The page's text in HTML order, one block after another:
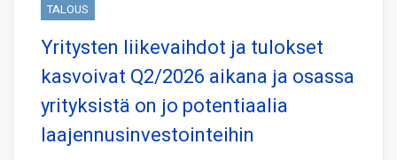
TALOUS
Yritysten liikevaihdot ja tulokset
kasvoivat Q2/2026 aikana ja osassa
yrityksistä on jo potentiaalia
laajennusinvestointeihin